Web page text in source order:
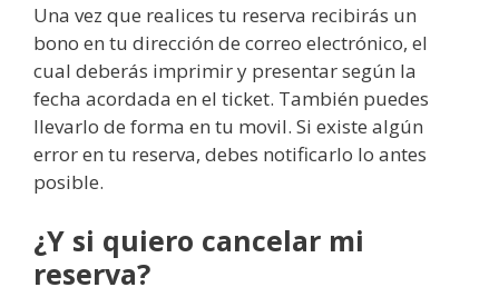
Una vez que realices tu reserva recibirás un
bono en tu dirección de correo electrónico, el
cual deberás imprimir y presentar según la
fecha acordada en el ticket. También puedes
llevarlo de forma en tu movil. Si existe algún
error en tu reserva, debes notificarlo lo antes
posible.
¿Y si quiero cancelar mi
reserva?